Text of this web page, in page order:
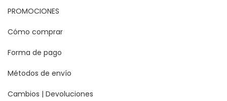
PROMOCIONES
Cómo comprar
Forma de pago
Métodos de envío
Cambios | Devoluciones